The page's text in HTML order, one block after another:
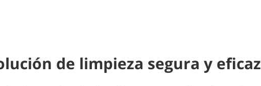
de limpieza segura y eficaz